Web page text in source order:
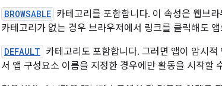
BROWSABLE 카테고리를 포함합니다. 이 속성은 웹브
카테고리가 없는 경우 브라우저에서 링크를 클릭해도
DEFAULT 카테고리도 포함합니다. 그러면 앱이 암시
서 앱 구성요소 이름을 지정한 경우에만 활동을 시작할